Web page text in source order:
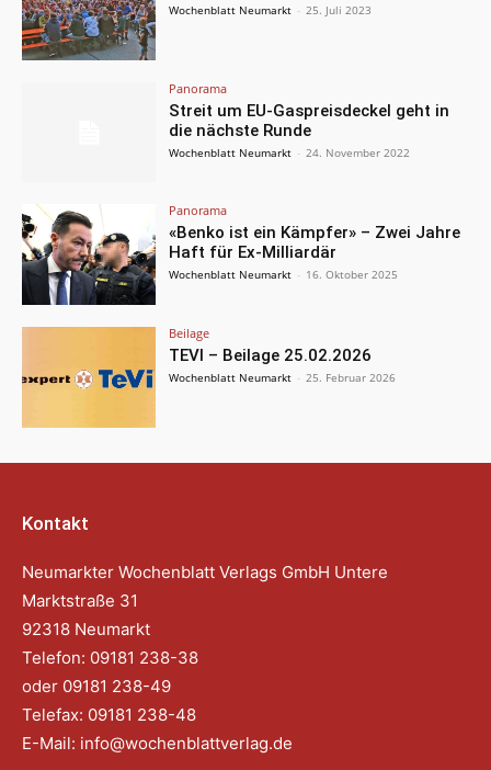
Wochenblatt Neumarkt - 25. Juli 2023
Panorama
Streit um EU-Gaspreisdeckel geht in
die nächste Runde
Wochenblatt Neumarkt - 24. November 2022
Panorama
«Benko ist ein Kämpfer» – Zwei Jahre
Haft für Ex-Milliardär
Wochenblatt Neumarkt - 16. Oktober 2025
Beilage
TEVI – Beilage 25.02.2026
Wochenblatt Neumarkt - 25. Februar 2026
Kontakt
Neumarkter Wochenblatt Verlags GmbH Untere
Marktstraße 31
92318 Neumarkt
Telefon: 09181 238-38
oder 09181 238-49
Telefax: 09181 238-48
E-Mail: info@wochenblattverlag.de